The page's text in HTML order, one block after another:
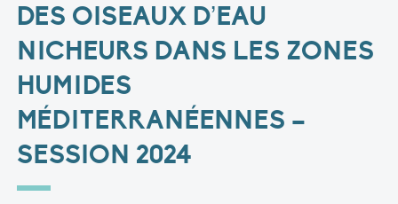
DES OISEAUX D’EAU
NICHEURS DANS LES ZONES
HUMIDES
MÉDITERRANÉENNES –
SESSION 2024